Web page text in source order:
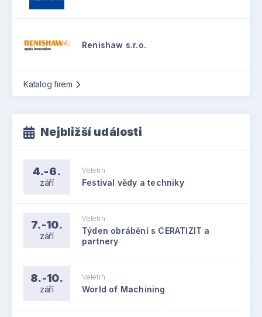
Renishaw s.r.o.
Katalog firem
Nejbližší události
4.-6.
září
Veletrh
Festival vědy a techniky
7.-10.
září
Veletrh
Týden obrábění s CERATIZIT a
partnery
8.-10.
září
Veletrh
World of Machining